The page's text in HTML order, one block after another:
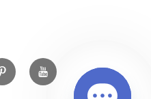
YouTube